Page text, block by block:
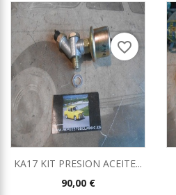
KA17 KIT PRESION ACEITE...
Precio
90,00 €
favorite_border